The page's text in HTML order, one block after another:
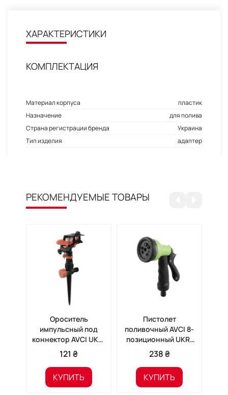
ХАРАКТЕРИСТИКИ
КОМПЛЕКТАЦИЯ
Материал корпуса
пластик
Назначение
для полива
Страна регистрации бренда
Украина
Тип изделия
адаптер
РЕКОМЕНДУЕМЫЕ ТОВАРЫ
Ороситель
импульсный под
коннектор AVCI UKR-
028
121 ₴
КУПИТЬ
Пистолет
поливочный AVCI 8-
позиционный UKR-
029
238 ₴
КУПИТЬ